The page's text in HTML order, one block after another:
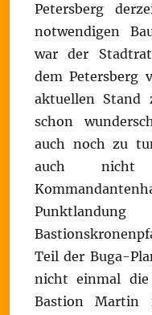
Petersberg
notwendigen
war der
dem Petersberg
aktuellen Stand
schon
auch noch zu
auch
Teil der Buga-
nicht einmal die
Bastion Martin